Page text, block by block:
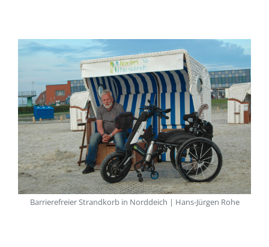
Barrierefreier Strandkorb in Norddeich | Hans-Jürgen Rohe